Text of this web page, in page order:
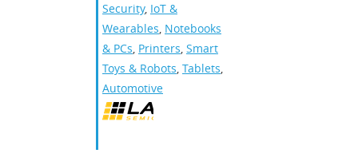
Security, IoT &
Wearables, Notebooks
& PCs, Printers, Smart
Toys & Robots, Tablets,
Automotive